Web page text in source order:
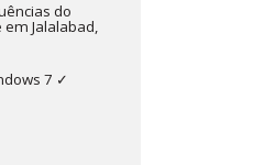
do
Jalalabad,
7 ✓